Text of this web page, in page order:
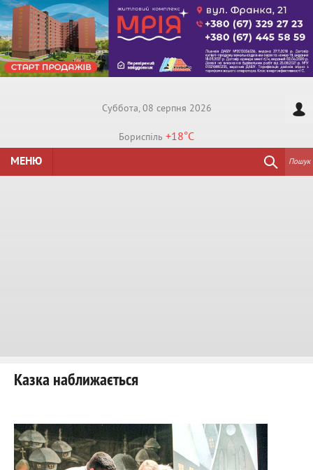
Суббота, 08 серпня 2026
Бориспiль +18°C
МЕНЮ
Пошук
Казка наближається